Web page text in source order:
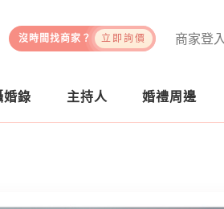
商家登入
沒時間找商家？ 立即詢價
婚錄 主持人 婚禮周邊